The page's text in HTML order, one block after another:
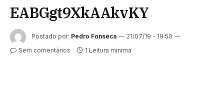
EABGgt9XkAAkvKY
Postado por: Pedro Fonseca
21/07/19 - 19:50
Sem comentários
1 Leitura mínima